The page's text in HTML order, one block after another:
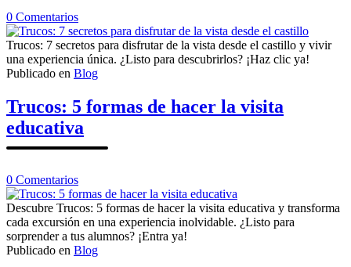
0 Comentariosen
Trucos:
7
secretos
para
de
la
vista
Trucos: 7 secretos para disfrutar de la vista desde el castillo y vivir
una experiencia única. ¿Listo para descubrirlos? ¡Haz clic ya!
Publicado en Blog
Trucos: 5 formas de hacer la visita
educativa
0 Comentariosen
Trucos:
5
formas
de
hacer
Descubre Trucos: 5 formas de hacer la visita educativa y transforma
cada excursión en una experiencia inolvidable. ¿Listo para
sorprender a tus alumnos? ¡Entra ya!
Publicado en Blog